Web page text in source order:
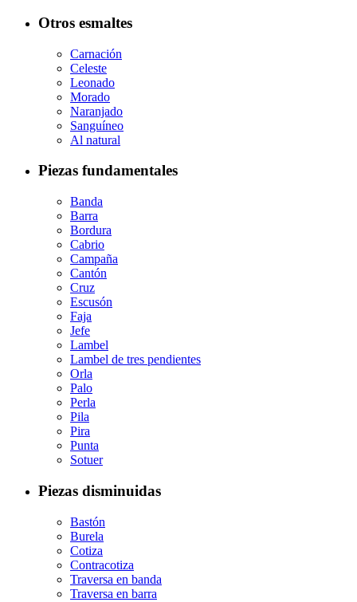
Otros esmaltes
Carnación
Celeste
Leonado
Morado
Naranjado
Sanguíneo
Al natural
Piezas fundamentales
Banda
Barra
Bordura
Cabrio
Campaña
Cantón
Cruz
Escusón
Faja
Jefe
Lambel
Lambel de tres pendientes
Orla
Palo
Perla
Pila
Pira
Punta
Sotuer
Piezas disminuidas
Bastón
Burela
Cotiza
Contracotiza
Traversa en banda
Traversa en barra